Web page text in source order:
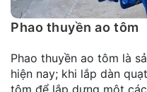
Blog
chia
Liên
hệ
Phao thuyền ao tôm
Phao thuyền ao tôm là
hiện nay; khi lắp dàn